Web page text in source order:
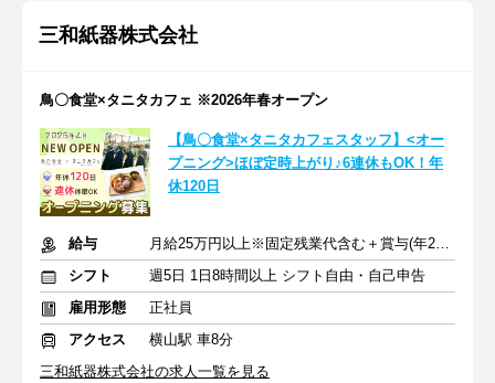
三和紙器株式会社
鳥〇食堂×タニタカフェ ※2026年春オープン
【鳥〇食堂×タニタカフェスタッフ】<オー
プニング>ほぼ定時上がり♪6連休もOK！年
休120日
給与
月給25万円以上※固定残業代含む＋賞与(年2回) ※交通費支給
シフト
週5日 1日8時間以上 シフト自由・自己申告
雇用形態
正社員
アクセス
横山駅 車8分
三和紙器株式会社の求人一覧を見る